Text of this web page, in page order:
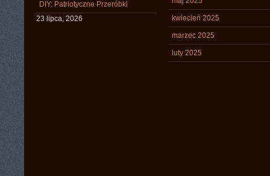
DIY: Patriotyczne Przeróbki
23 lipca, 2026
kwiecień 2025
marzec 2025
luty 2025